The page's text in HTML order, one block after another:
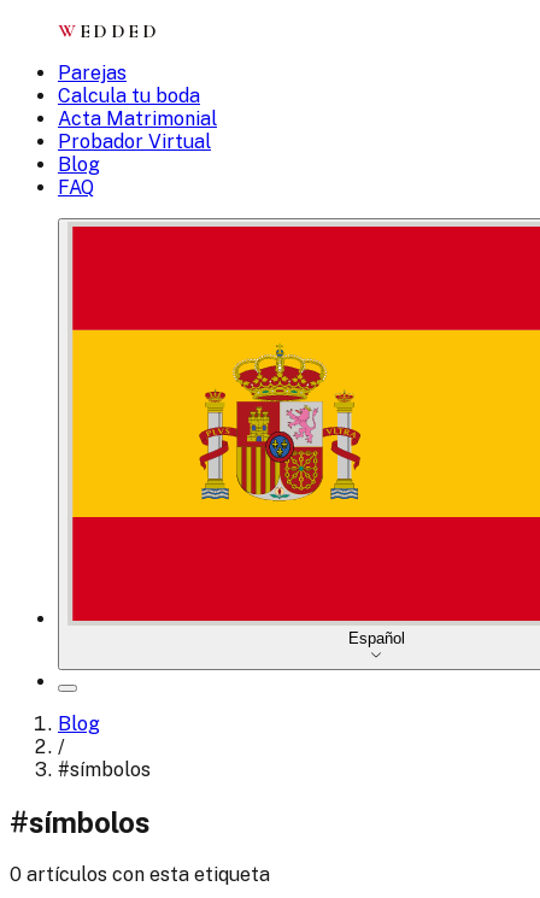
W EDDED
Parejas
Calcula tu boda
Acta Matrimonial
Probador Virtual
Blog
FAQ
Español
Blog
/
#símbolos
#símbolos
0 artículos con esta etiqueta